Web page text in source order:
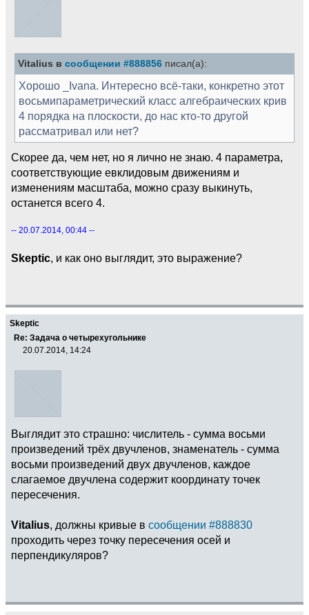
Vitalius в сообщении #888856 писал(а):
Хорошо _Ivana. Интересно всё-таки, конкретно этот
восьмипараметрический класс алгебраических крив
4 порядка на плоскости, до нас кто-то другой
рассматривал или нет?
Скорее да, чем нет, но я лично не знаю. 4 параметра,
соответствующие евклидовым движениям и
изменениям масштаба, можно сразу выкинуть,
останется всего 4.
-- 20.07.2014, 00:44 --
Skeptic, и как оно выглядит, это выражение?
Skeptic
Re: Задача о четырехугольнике
20.07.2014, 14:24
Выглядит это страшно: числитель - сумма восьми
произведений трёх двучленов, знаменатель - сумма
восьми произведений двух двучленов, каждое
слагаемое двучлена содержит координату точек
пересечения.
Vitalius, должны кривые в сообщении #888830
проходить через точку пересечения осей и
перпендикуляров?